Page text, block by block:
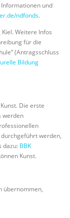
und
ndfonds.
Weitere Infos
für die
(Antragsschluss
Bildung
Die erste
werden
werden,
dazu: BBK
Kunst.
übernommen,